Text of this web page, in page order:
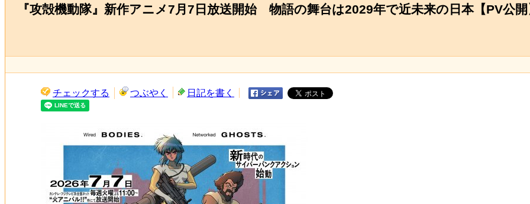
『攻殻機動隊』新作アニメ7月7日放送開始 物語の舞台は2029年で近未来の日本【PV公開
チェックする つぶやく 日記を書く